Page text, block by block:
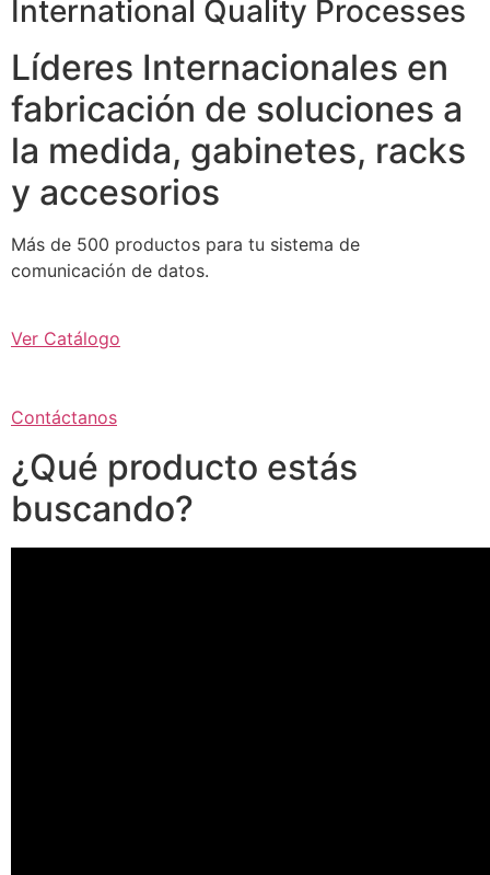
International Quality Processes
Líderes Internacionales en
fabricación de soluciones a
la medida, gabinetes, racks
y accesorios
Más de 500 productos para tu sistema de
comunicación de datos.
Ver Catálogo
Contáctanos
¿Qué producto estás
buscando?